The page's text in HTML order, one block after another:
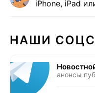
iPhone, iPad
НАШИ
анонсы